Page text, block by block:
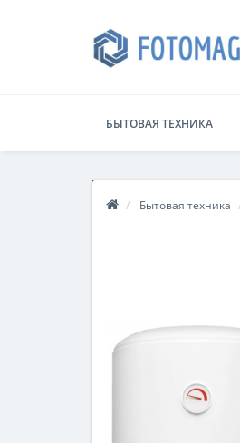
БЫТОВАЯ ТЕХНИКА
Бытовая техника